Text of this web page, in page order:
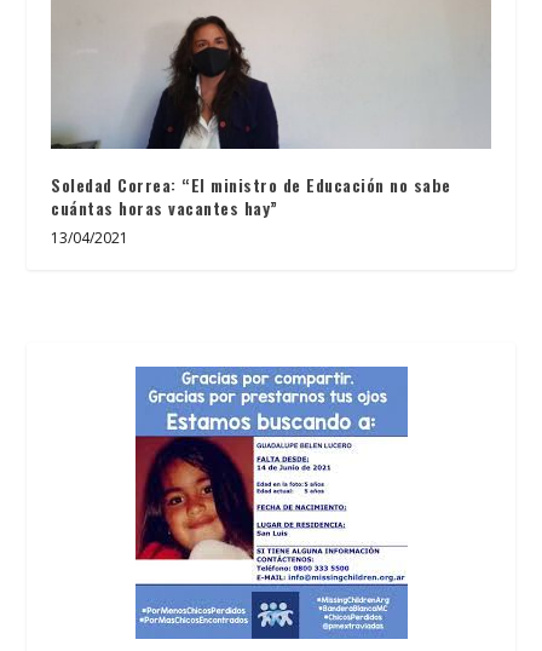
Soledad Correa: “El ministro de Educación no sabe
cuántas horas vacantes hay”
13/04/2021